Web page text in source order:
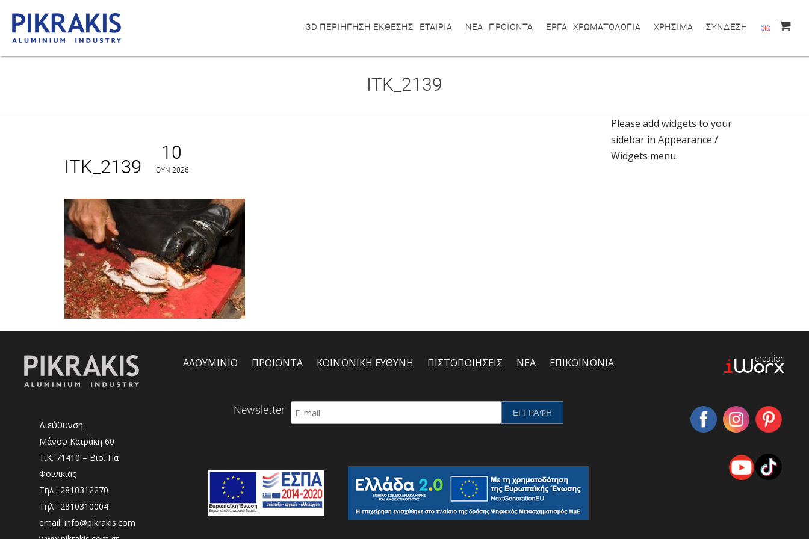
3D ΠΕΡΙΗΓΗΣΗ ΕΚΘΕΣΗΣ ΕΤΑΙΡΙΑ ΝΕΑ ΠΡΟΪΟΝΤΑ ΕΡΓΑ ΧΡΩΜΑΤΟΛΟΓΙΑ ΧΡΗΣΙΜΑ ΣΥΝΔΕΣΗ
ITK_2139
10
ΙΟΎΝ 2026
ITK_2139
Please add widgets to your
sidebar in Appearance /
Widgets menu.
Διεύθυνση:
Μάνου Κατράκη 60
Τ.Κ. 71410 – Βιο. Πα
Φοινικιάς
Τηλ.: 2810312270
Τηλ.: 2810310004
email: info@pikrakis.com
ΑΛΟΥΜΙΝΙΟ ΠΡΟΪΟΝΤΑ ΚΟΙΝΩΝΙΚΗ ΕΥΘΥΝΗ ΠΙΣΤΟΠΟΙΗΣΕΙΣ ΝΕΑ ΕΠΙΚΟΙΝΩΝΙΑ
Newsletter